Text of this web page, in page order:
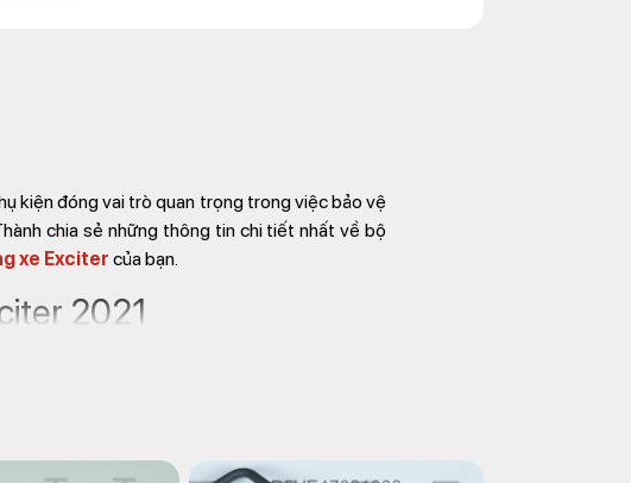
kiện đóng vai trò quan trọng trong việc bảo vệ
chia sẻ những thông tin chi tiết nhất về bộ
xe Exciter của bạn.
2021